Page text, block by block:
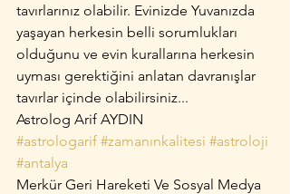
tavırlarınız olabilir. Evinizde Yuvanızda
yaşayan herkesin belli sorumlukları
olduğunu ve evin kurallarına herkesin
uyması gerektiğini anlatan davranışlar
tavırlar içinde olabilirsiniz...
Astrolog Arif AYDIN
#astrologarif #zamanınkalitesi #astroloji
#antalya
Merkür Geri Hareketi Ve Sosyal Medya